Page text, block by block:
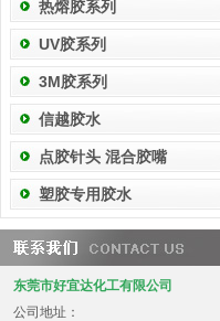
热熔胶系列
UV胶系列
3M胶系列
信越胶水
点胶针头 混合胶嘴
塑胶专用胶水
东莞市好宜达化工有限公司
公司地址：